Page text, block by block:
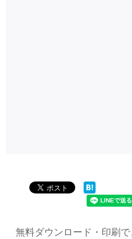
無料ダウンロード・印刷